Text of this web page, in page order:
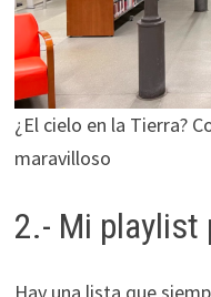
¿El cielo en la Tierra?
maravilloso
2.- Mi playlist